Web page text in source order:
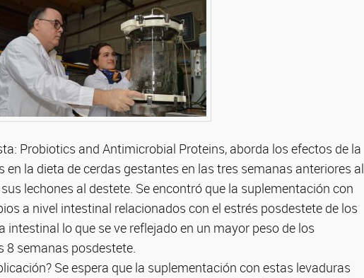
Probiotics and Antimicrobial Proteins, aborda los efectos de la
la dieta de cerdas gestantes en las tres semanas anteriores al
lechones al destete. Se encontró que la suplementación con
a nivel intestinal relacionados con el estrés posdestete de los
intestinal lo que se ve reflejado en un mayor peso de los
8 semanas posdestete.
Se espera que la suplementación con estas levaduras